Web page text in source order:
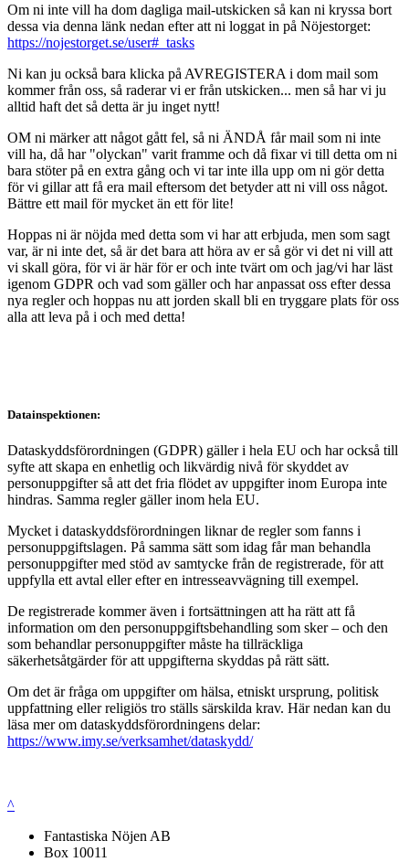
Om ni inte vill ha dom dagliga mail-utskicken så kan ni kryssa bort
dessa via denna länk nedan efter att ni loggat in på Nöjestorget:
https://nojestorget.se/user#_tasks
Ni kan ju också bara klicka på AVREGISTERA i dom mail som
kommer från oss, så raderar vi er från utskicken... men så har vi ju
alltid haft det så detta är ju inget nytt!
OM ni märker att något gått fel, så ni ÄNDÅ får mail som ni inte
vill ha, då har "olyckan" varit framme och då fixar vi till detta om ni
bara stöter på en extra gång och vi tar inte illa upp om ni gör detta
för vi gillar att få era mail eftersom det betyder att ni vill oss något.
Bättre ett mail för mycket än ett för lite!
Hoppas ni är nöjda med detta som vi har att erbjuda, men som sagt
var, är ni inte det, så är det bara att höra av er så gör vi det ni vill att
vi skall göra, för vi är här för er och inte tvärt om och jag/vi har läst
igenom GDPR och vad som gäller och har anpassat oss efter dessa
nya regler och hoppas nu att jorden skall bli en tryggare plats för oss
alla att leva på i och med detta!
Datainspektionen:
Dataskyddsförordningen (GDPR) gäller i hela EU och har också till
syfte att skapa en enhetlig och likvärdig nivå för skyddet av
personuppgifter så att det fria flödet av uppgifter inom Europa inte
hindras. Samma regler gäller inom hela EU.
Mycket i dataskyddsförordningen liknar de regler som fanns i
personuppgiftslagen. På samma sätt som idag får man behandla
personuppgifter med stöd av samtycke från de registrerade, för att
uppfylla ett avtal eller efter en intresseavvägning till exempel.
De registrerade kommer även i fortsättningen att ha rätt att få
information om den personuppgiftsbehandling som sker – och den
som behandlar personuppgifter måste ha tillräckliga
säkerhetsåtgärder för att uppgifterna skyddas på rätt sätt.
Om det är fråga om uppgifter om hälsa, etniskt ursprung, politisk
uppfattning eller religiös tro ställs särskilda krav. Här nedan kan du
läsa mer om dataskyddsförordningens delar:
https://www.imy.se/verksamhet/dataskydd/
^
Fantastiska Nöjen AB
Box 10011